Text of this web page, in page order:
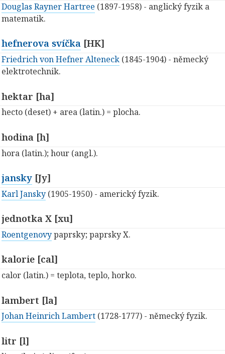
Douglas Rayner Hartree (1897-1958) - anglický fyzik a
matematik.
hefnerova svíčka [HK]
Friedrich von Hefner Alteneck (1845-1904) - německý
elektrotechnik.
hektar [ha]
hecto (deset) + area (latin.) = plocha.
hodina [h]
hora (latin.); hour (angl.).
jansky [Jy]
Karl Jansky (1905-1950) - americký fyzik.
jednotka X [xu]
Roentgenovypaprsky; paprsky X.
kalorie [cal]
calor (latin.) = teplota, teplo, horko.
lambert [la]
Johan Heinrich Lambert (1728-1777) - německý fyzik.
litr [l]